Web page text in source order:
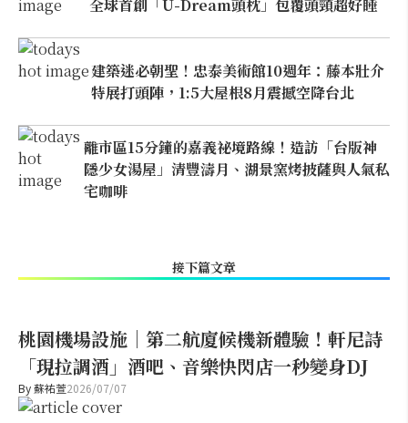
全球首創「U-Dream頭枕」包覆頭頸超好睡
建築迷必朝聖！忠泰美術館10週年：藤本壯介
特展打頭陣，1:5大屋根8月震撼空降台北
離市區15分鐘的嘉義祕境路線！造訪「台版神
隱少女湯屋」清豐濤月、湖景窯烤披薩與人氣私
宅咖啡
接下篇文章
桃園機場設施｜第二航廈候機新體驗！軒尼詩
「現拉調酒」酒吧、音樂快閃店一秒變身DJ
By蘇祐萱2026/07/07